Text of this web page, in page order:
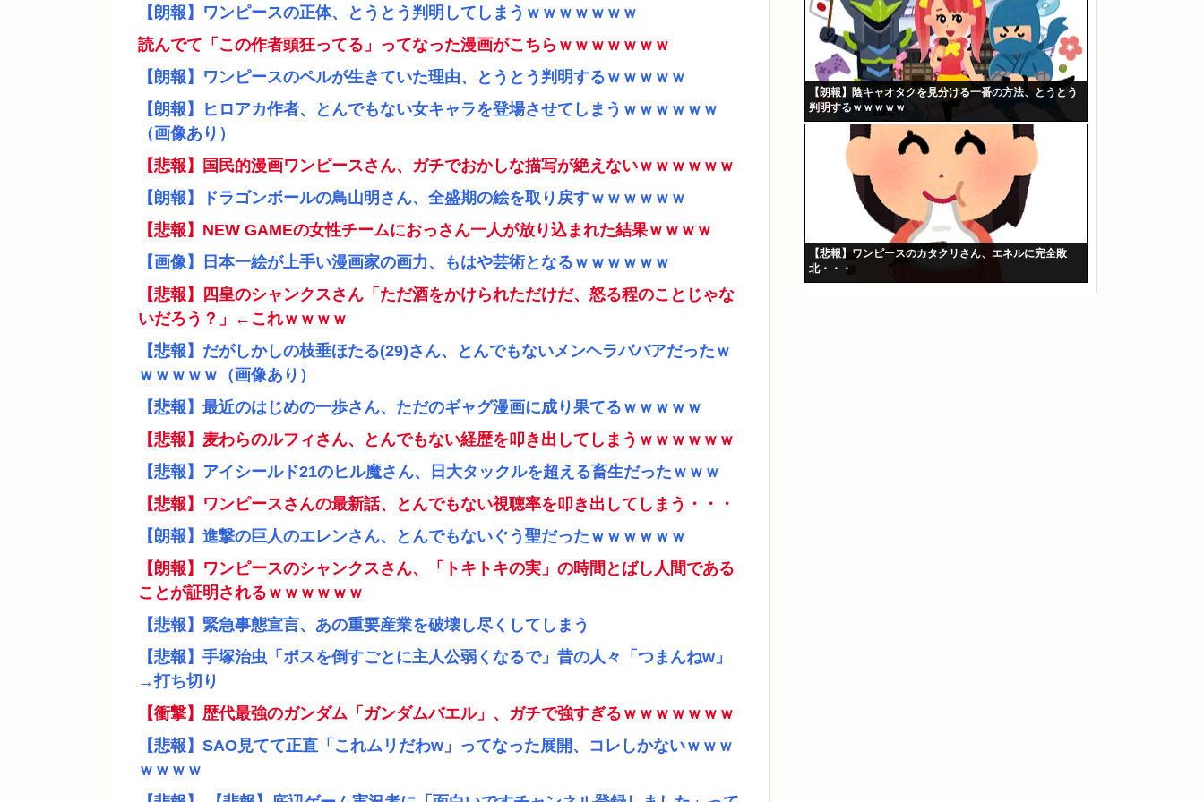
【朗報】ワンピースの正体、とうとう判明してしまうｗｗｗｗｗｗｗ
読んでて「この作者頭狂ってる」ってなった漫画がこちらｗｗｗｗｗｗｗ
【朗報】ワンピースのペルが生きていた理由、とうとう判明するｗｗｗｗｗ
【朗報】ヒロアカ作者、とんでもない女キャラを登場させてしまうｗｗｗｗｗｗ
（画像あり）
【悲報】国民的漫画ワンピースさん、ガチでおかしな描写が絶えないｗｗｗｗｗｗ
【朗報】ドラゴンボールの鳥山明さん、全盛期の絵を取り戻すｗｗｗｗｗｗ
【悲報】NEW GAMEの女性チームにおっさん一人が放り込まれた結果ｗｗｗｗ
【画像】日本一絵が上手い漫画家の画力、もはや芸術となるｗｗｗｗｗｗ
【悲報】四皇のシャンクスさん「ただ酒をかけられただけだ、怒る程のことじゃな
いだろう？」←これｗｗｗｗ
【悲報】だがしかしの枝垂ほたる(29)さん、とんでもないメンヘラババアだったｗ
ｗｗｗｗｗ（画像あり）
【悲報】最近のはじめの一歩さん、ただのギャグ漫画に成り果てるｗｗｗｗｗ
【悲報】麦わらのルフィさん、とんでもない経歴を叩き出してしまうｗｗｗｗｗｗ
【悲報】アイシールド21のヒル魔さん、日大タックルを超える畜生だったｗｗｗ
【悲報】ワンピースさんの最新話、とんでもない視聴率を叩き出してしまう・・・
【朗報】進撃の巨人のエレンさん、とんでもないぐう聖だったｗｗｗｗｗｗ
【朗報】ワンピースのシャンクスさん、「トキトキの実」の時間とばし人間である
ことが証明されるｗｗｗｗｗｗ
【悲報】緊急事態宣言、あの重要産業を破壊し尽くしてしまう
【悲報】手塚治虫「ボスを倒すごとに主人公弱くなるで」昔の人々「つまんねw」
→打ち切り
【衝撃】歴代最強のガンダム「ガンダムバエル」、ガチで強すぎるｗｗｗｗｗｗｗ
【悲報】SAO見てて正直「これムリだわw」ってなった展開、コレしかないｗｗｗ
ｗｗｗｗ
【朗報】陰キャオタクを見分ける一番の方法、とうとう
判明するｗｗｗｗｗ
【悲報】ワンピースのカタクリさん、エネルに完全敗
北・・・